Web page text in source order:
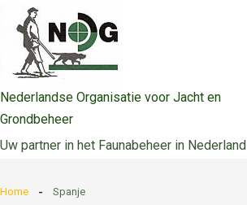
naar
inhoud
Nederlandse Organisatie voor Jacht en
Grondbeheer
Uw partner in het Faunabeheer in Nederland
Home Spanje